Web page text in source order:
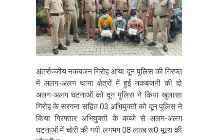
अंतर्राज्जीय नकबजन गिरोह आया दून पुलिस की गिरफ्त
में अलग-अलग थाना क्षेत्रों में हुई नकबजनी की दो
अलग-अलग घटनाओं को दून पुलिस ने किया खुलासा
गिरोह के सरगना सहित 03 अभियुक्तों को दून पुलिस ने
किया गिरफ्तार अभियुक्तों के कब्जे से अलग-अलग
घटनाओं में चोरी की गयी लगभग 08 लाख रू0 मूल्य की